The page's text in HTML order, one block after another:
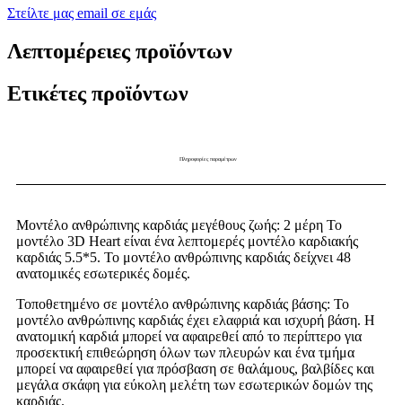
Στείλτε μας email σε εμάς
Λεπτομέρειες προϊόντων
Ετικέτες προϊόντων
Πληροφορίες παραμέτρων
Μοντέλο ανθρώπινης καρδιάς μεγέθους ζωής: 2 μέρη Το
μοντέλο 3D Heart είναι ένα λεπτομερές μοντέλο καρδιακής
καρδιάς 5.5*5. Το μοντέλο ανθρώπινης καρδιάς δείχνει 48
ανατομικές εσωτερικές δομές.
Τοποθετημένο σε μοντέλο ανθρώπινης καρδιάς βάσης: Το
μοντέλο ανθρώπινης καρδιάς έχει ελαφριά και ισχυρή βάση. Η
ανατομική καρδιά μπορεί να αφαιρεθεί από το περίπτερο για
προσεκτική επιθεώρηση όλων των πλευρών και ένα τμήμα
μπορεί να αφαιρεθεί για πρόσβαση σε θαλάμους, βαλβίδες και
μεγάλα σκάφη για εύκολη μελέτη των εσωτερικών δομών της
καρδιάς.